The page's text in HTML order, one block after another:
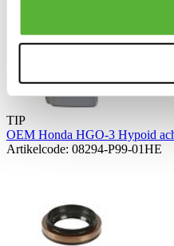
TIP
OEM Honda HGO-3 Hypoid
Artikelcode: 08294-P99-01HE